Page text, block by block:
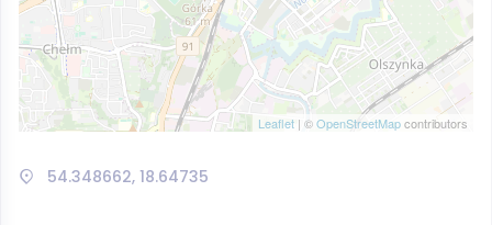
Leaflet | ©OpenStreetMapcontributors
54.348662, 18.64735